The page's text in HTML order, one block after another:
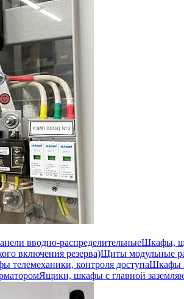
вводно-распределительныеШкафы,
включения резерва)Щиты модульные
телемеханики, контроля доступаШкафы
Ящики, шкафы с главной